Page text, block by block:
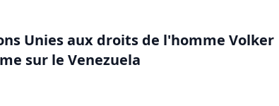
Unies aux droits de l'homme Volker
sur le Venezuela